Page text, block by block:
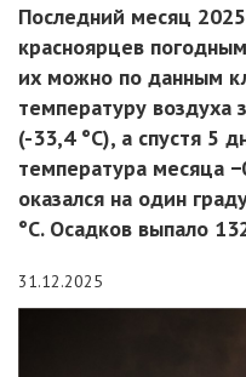
Последний месяц
красноярцев
их можно по данным
температуру воздуха
(-33,4 °С), а спустя 5
температура месяца
оказался на один
°С. Осадков выпало
31.12.2025